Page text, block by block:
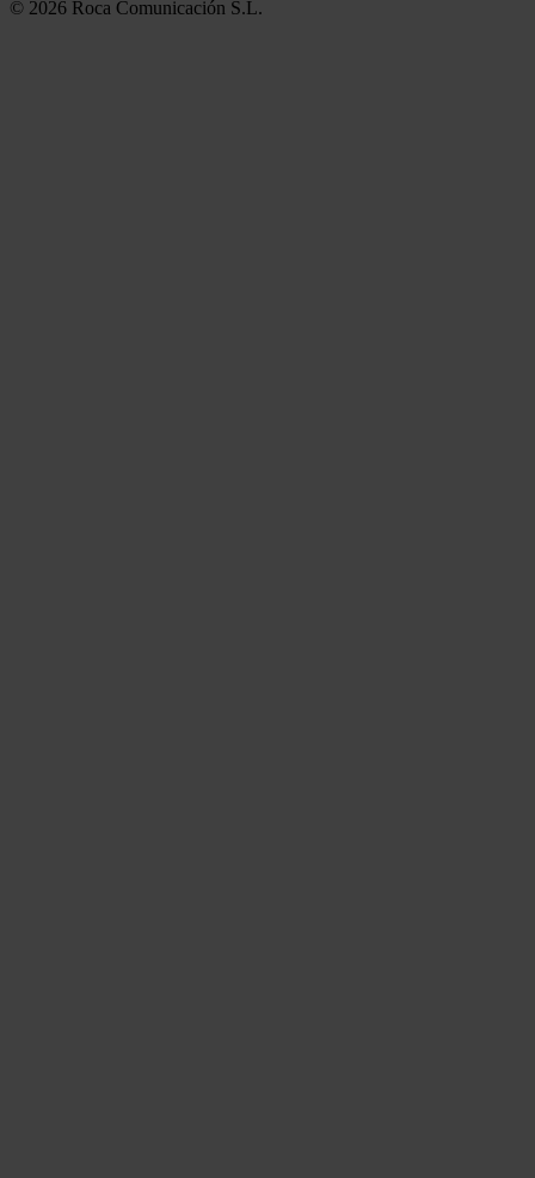
© 2026 Roca Comunicación S.L.